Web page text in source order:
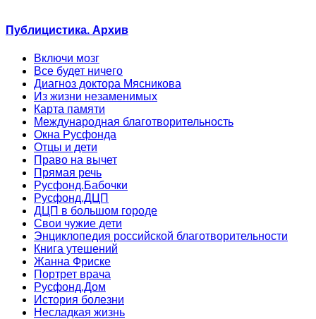
Публицистика. Архив
Включи мозг
Все будет ничего
Диагноз доктора Мясникова
Из жизни незаменимых
Карта памяти
Международная благотворительность
Окна Русфонда
Отцы и дети
Право на вычет
Прямая речь
Русфонд.Бабочки
Русфонд.ДЦП
ДЦП в большом городе
Свои чужие дети
Энциклопедия российской благотворительности
Книга утешений
Жанна Фриске
Портрет врача
Русфонд.Дом
История болезни
Несладкая жизнь